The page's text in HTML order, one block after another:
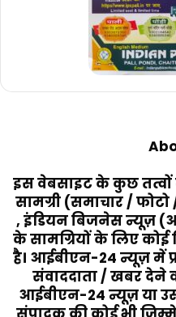
इस वेबसाइट के कुछ तत्वों
सामग्री (समाचार /
, इंडियन बिजनेस न्यूज़
के सामग्रियों के लिए कोई
है। आईबीएन-24 न्यूज़ में
संवाददाता / खबर देने
आईबीएन-24 न्यूज़ या